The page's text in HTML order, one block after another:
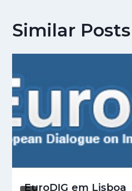
Similar Posts
EuroDIG em Lisboa